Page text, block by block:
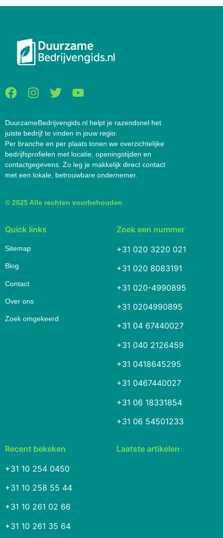
DuurzameBedrijvengids.nl helpt je razendsnel het
juiste bedrijf te vinden in jouw regio.
Per branche en per plaats tonen we overzichtelijke
bedrijfsprofielen met locatie, openingstijden en
contactgegevens. Zo leg je makkelijk direct contact
met een lokale, betrouwbare ondernemer.
© 2025 Alle rechten voorbehouden
Quick links
Sitemap
Blog
Contact
Over ons
Zoek omgekeerd
Zoek een nummer
+31 020 3220 021
+31 020 8083191
+31 020-4990895
+31 0204990895
+31 04 67440027
+31 040 2126459
+31 0418645295
+31 0467440027
+31 06 18331854
+31 06 54501233
Recent bekeken
+31 10 254 0450
+31 10 258 55 44
+31 10 261 02 66
+31 10 261 35 64
Laatste artikelen